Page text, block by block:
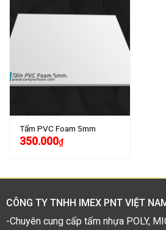
Tấm PVC Foam 5mm
350.000₫
CÔNG TY TNHH IMEX PNT VIỆT
-Chuyên cung cấp tấm nhựa POLY,